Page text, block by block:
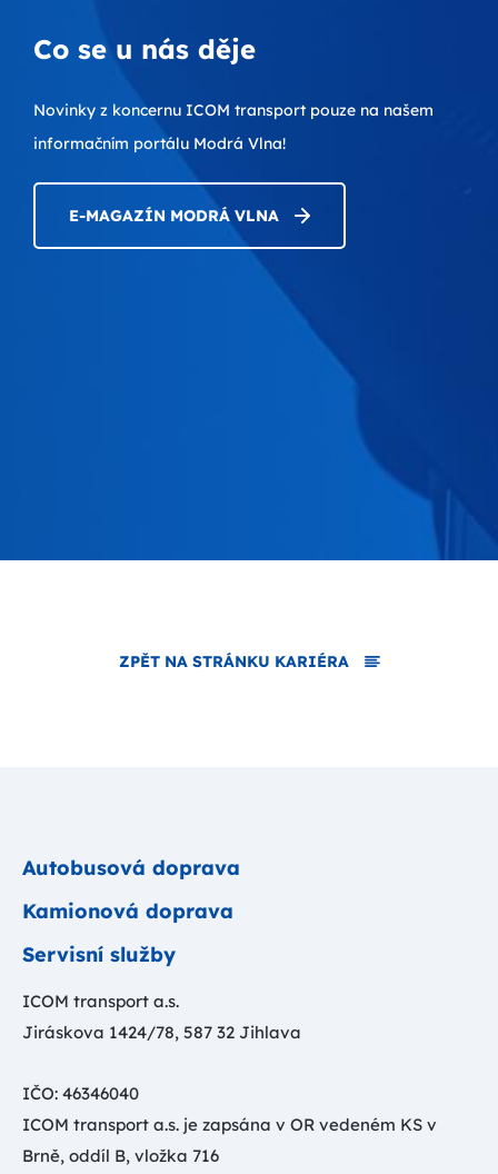
Co se u nás děje
Novinky z koncernu ICOM transport pouze na našem
informačním portálu Modrá Vlna!
E-MAGAZÍN MODRÁ VLNA
ZPĚT NA STRÁNKU KARIÉRA
Autobusová doprava
Kamionová doprava
Servisní služby
ICOM transport a.s.
Jiráskova 1424/78, 587 32 Jihlava
IČO: 46346040
ICOM transport a.s. je zapsána v OR vedeném KS v
Brně, oddíl B, vložka 716